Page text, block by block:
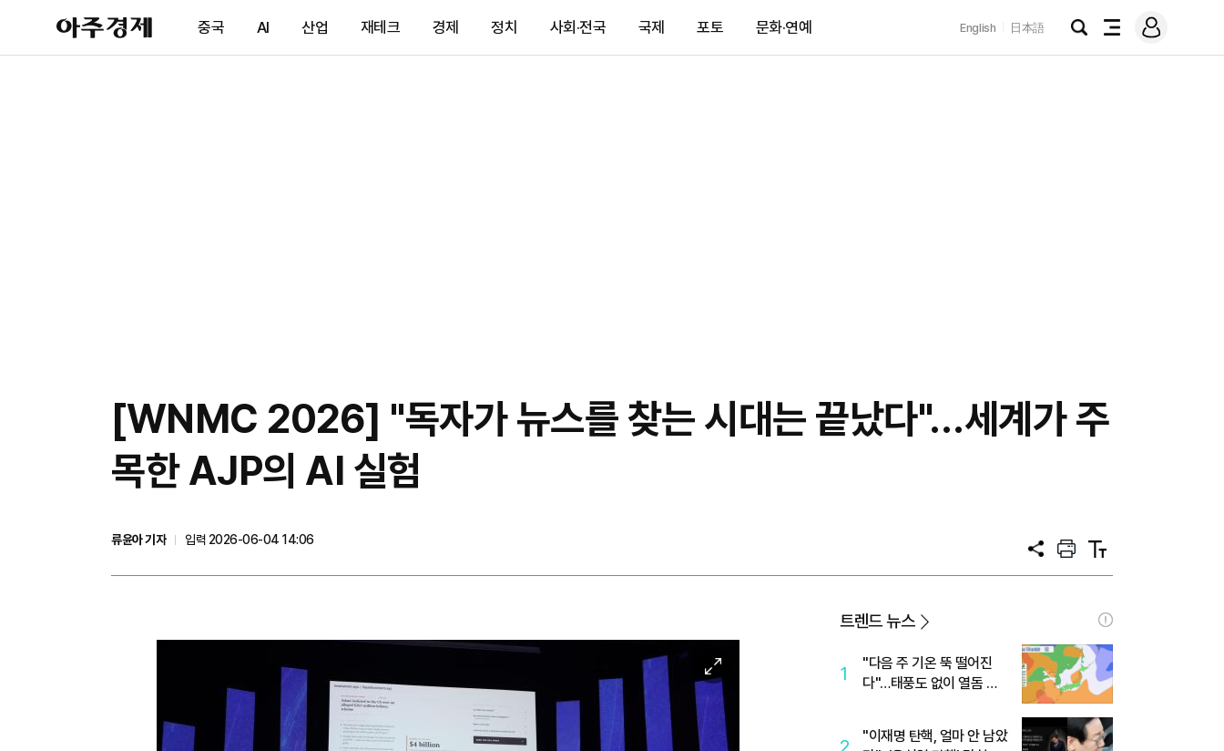
아
주
제
중국 AI 산업 재테크 경제 정치 사회·전국 국제 포토 문화·연예 English 日本語
검
전
메
그
[WNMC 2026] "독자가 뉴스를 찾는 시대는 끝났다"…세계가 주
목한 AJP의 AI 실험
류윤아 기자
입력 2026-06-04 14:06
공
프
트
텍
트
미
지
확
트렌드 뉴스
1
"다음 주 기온 뚝 떨어진
다"…태풍도 없이 열돔 박
"이재명 탄핵, 얼마 안 남았